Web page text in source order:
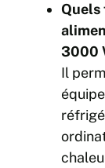
Quels
3000
Il